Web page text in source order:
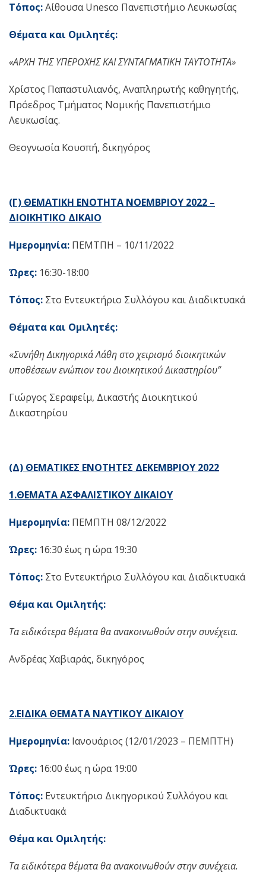
Τόπος:Αίθουσα Unesco Πανεπιστήμιο Λευκωσίας
Θέματα και Ομιλητές:
«ΑΡΧΗ ΤΗΣ ΥΠΕΡΟΧΗΣ ΚΑΙ ΣΥΝΤΑΓΜΑΤΙΚΗ ΤΑΥΤΟΤΗΤΑ»
Χρίστος Παπαστυλιανός, Αναπληρωτής καθηγητής,
Πρόεδρος Τμήματος Νομικής Πανεπιστήμιο
Λευκωσίας.
Θεογνωσία Κουσπή, δικηγόρος
(Γ) ΘΕΜΑΤΙΚΗ ΕΝΟΤΗΤΑ ΝΟΕΜΒΡΙΟΥ 2022 –
ΔΙΟΙΚΗΤΙΚΟ ΔΙΚΑΙΟ
Ημερομηνία: ΠΕΜΤΠΗ – 10/11/2022
Ώρες: 16:30-18:00
Τόπος: Στο Εντευκτήριο Συλλόγου και Διαδικτυακά
Θέματα και Ομιλητές:
«Συνήθη Δικηγορικά Λάθη στο χειρισμό διοικητικών
υποθέσεων ενώπιον του Διοικητικού Δικαστηρίου”
Γιώργος Σεραφείμ, Δικαστής Διοικητικού
Δικαστηρίου
(Δ) ΘΕΜΑΤΙΚΕΣ ΕΝΟΤΗΤΕΣ ΔΕΚΕΜΒΡΙΟΥ 2022
1.ΘΕΜΑΤΑ ΑΣΦΑΛΙΣΤΙΚΟΥ ΔΙΚΑΙΟΥ
Ημερομηνία: ΠΕΜΠΤΗ 08/12/2022
Ώρες: 16:30 έως η ώρα 19:30
Τόπος: Στο Εντευκτήριο Συλλόγου και Διαδικτυακά
Θέμα και Ομιλητής:
Τα ειδικότερα θέματα θα ανακοινωθούν στην συνέχεια.
Ανδρέας Χαβιαράς, δικηγόρος
2.ΕΙΔΙΚΑ ΘΕΜΑΤΑ ΝΑΥΤΙΚΟΥ ΔΙΚΑΙΟΥ
Ημερομηνία: Ιανουάριος (12/01/2023 – ΠΕΜΠΤΗ)
Ώρες: 16:00 έως η ώρα 19:00
Τόπος: Εντευκτήριο Δικηγορικού Συλλόγου και
Διαδικτυακά
Θέμα και Ομιλητής:
Τα ειδικότερα θέματα θα ανακοινωθούν στην συνέχεια.